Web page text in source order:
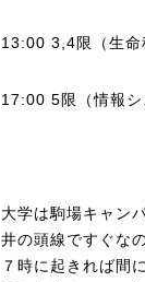
13:00 3,4限（生命
17:00 5限（情報シ
大学は駒場キャン
井の頭線ですぐな
７時に起きれば間